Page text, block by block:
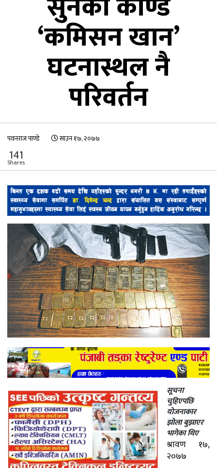
‘कमिसन खान’
घटनास्थल नै
परिवर्तन
पवनराज पाण्डे साउन १७, २०७७
141
Shares
सूचना
चुहिएपछि
योजनाकार
झोला बुझाएर
भागेका थिए
श्रावण १७,
२०७७